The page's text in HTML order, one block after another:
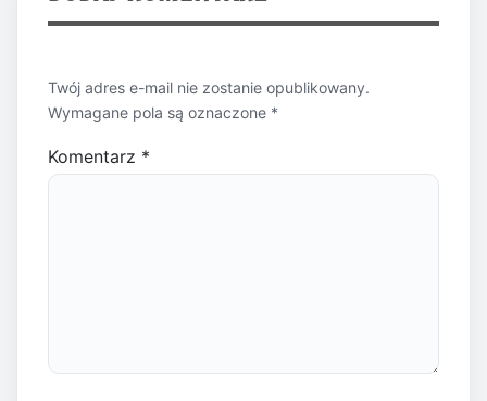
Twój adres e-mail nie zostanie opublikowany.
Wymagane pola są oznaczone *
Komentarz *